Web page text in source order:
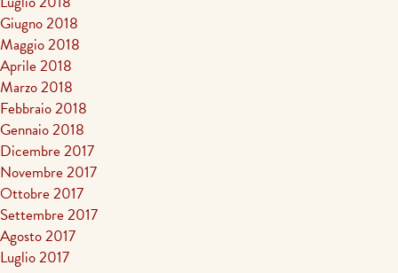
Giugno 2018
Maggio 2018
Aprile 2018
Marzo 2018
Febbraio 2018
Gennaio 2018
Dicembre 2017
Novembre 2017
Ottobre 2017
Settembre 2017
Agosto 2017
Luglio 2017